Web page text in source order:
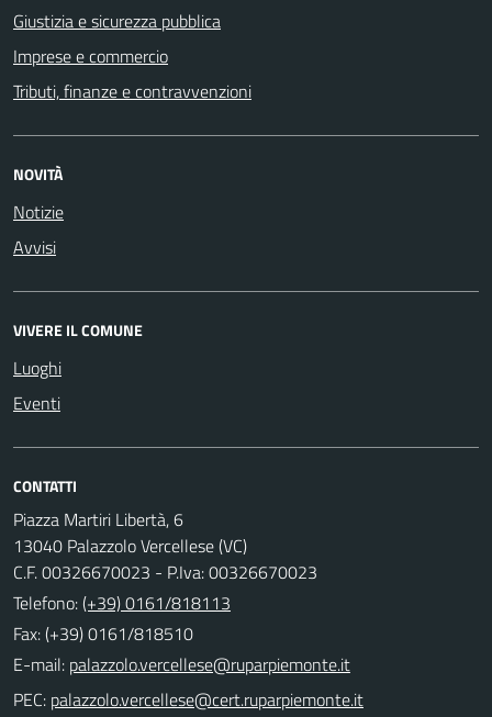
Giustizia e sicurezza pubblica
Imprese e commercio
Tributi, finanze e contravvenzioni
NOVITÀ
Notizie
Avvisi
VIVERE IL COMUNE
Luoghi
Eventi
CONTATTI
Piazza Martiri Libertà, 6
13040 Palazzolo Vercellese (VC)
C.F. 00326670023 - P.Iva: 00326670023
Telefono:(+39) 0161/818113
Fax: (+39) 0161/818510
E-mail:
PEC: